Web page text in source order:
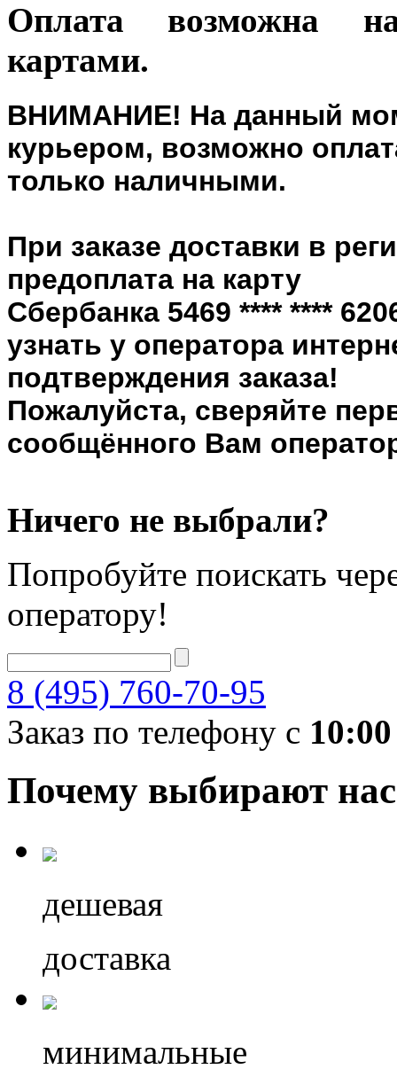
Оплата возможна
картами.
ВНИМАНИЕ! На данный
курьером, возможно
только наличными.
При заказе доставки в
предоплата на карту
Сбербанка 5469 **** ****
узнать у оператора
подтверждения заказа!
Пожалуйста, сверяйте
сообщённого Вам
Ничего не выбрали?
Попробуйте поискать
оператору!
8 (495) 760-70-95
Заказ по телефону с 10:00
Почему выбирают нас
дешевая
доставка
минимальные